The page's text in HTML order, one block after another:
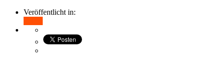
Veröffentlicht in: